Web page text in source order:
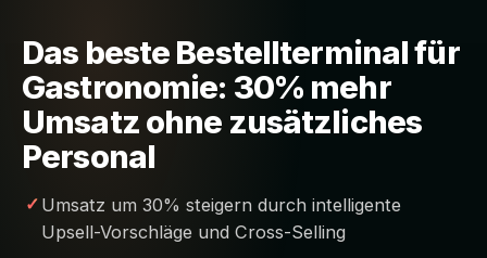
Das beste Bestellterminal für
Gastronomie: 30% mehr
Umsatz ohne zusätzliches
Personal
Umsatz um 30% steigern durch intelligente
Upsell-Vorschläge und Cross-Selling